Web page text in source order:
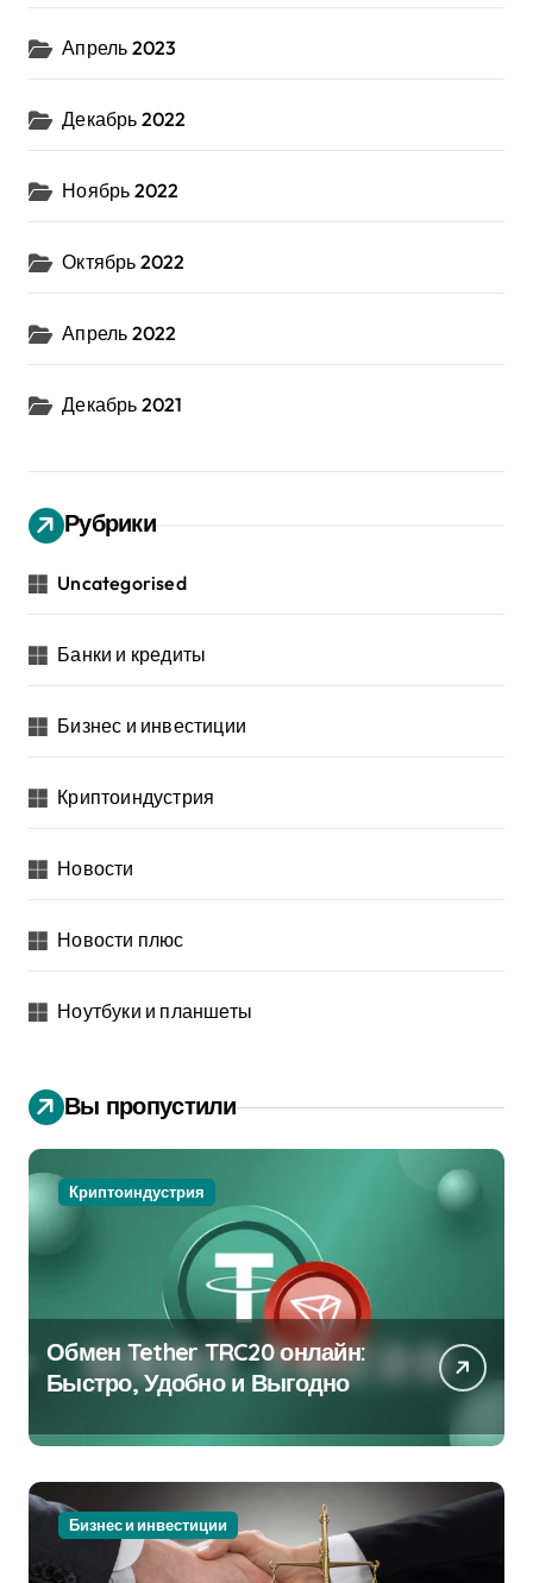
Апрель 2023
Декабрь 2022
Ноябрь 2022
Октябрь 2022
Апрель 2022
Декабрь 2021
Рубрики
Uncategorised
Банки и кредиты
Бизнес и инвестиции
Криптоиндустрия
Новости
Новости плюс
Ноутбуки и планшеты
Вы пропустили
Криптоиндустрия
Обмен Tether TRC20 онлайн:
Быстро, Удобно и Выгодно
Бизнес и инвестиции